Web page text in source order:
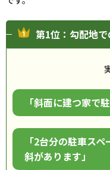
第1位：勾配地
「斜面に建つ家で
「2台分の駐車ス
斜があります」